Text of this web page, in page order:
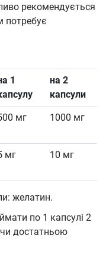
рекомендується
потребує
1
на 2
капсули
мг 1000 мг
мг 10 мг
желатин.
по 1 капсулі 2
достатньою